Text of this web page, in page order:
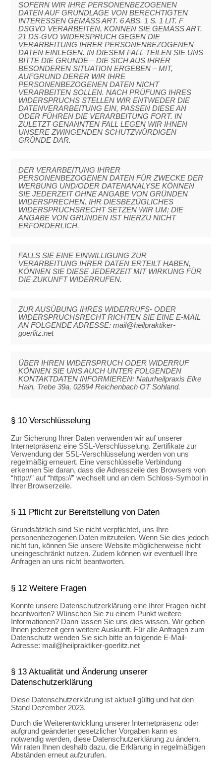
SOFERN WIR IHRE PERSONENBEZOGENEN
DATEN AUF GRUNDLAGE VON BERECHTIGTEN
INTERESSEN GEMÄSS ART. 6 ABS. 1 S. 1 LIT. F
DSGVO VERARBEITEN, KÖNNEN SIE GEMÄSS ART.
21 DS-GVO WIDERSPRUCH GEGEN DIE
VERARBEITUNG IHRER PERSONENBEZOGENEN
DATEN EINLEGEN. IN DIESEM FALL TEILEN SIE UNS
BITTE DIE GRÜNDE – DIE SICH AUS IHRER
BESONDEREN SITUATION ERGEBEN – MIT,
AUFGRUND DERER WIR IHRE
PERSONENBEZOGENEN DATEN NICHT
VERARBEITEN SOLLEN. NACH PRÜFUNG IHRES
WIDERSPRUCHS STELLEN WIR ENTWEDER DIE
DATENVERARBEITUNG EIN, PASSEN DIESE AN
ODER FÜHREN DIE VERARBEITUNG FORT. IN
ZULETZT GENANNTEN FALL LEGEN WIR IHNEN
UNSERE ZWINGENDEN SCHUTZWÜRDIGEN
GRÜNDE DAR.
DER VERARBEITUNG IHRER
PERSONENBEZOGENEN DATEN FÜR ZWECKE DER
WERBUNG UND/ODER DATENANALYSE KÖNNEN
SIE JEDERZEIT OHNE ANGABE VON GRÜNDEN
WIDERSPRECHEN. IHR DIESBEZÜGLICHES
WIDERSPRUCHSRECHT SETZEN WIR UM; DIE
ANGABE VON GRÜNDEN IST HIERZU NICHT
ERFORDERLICH.
FALLS SIE EINE EINWILLIGUNG ZUR
VERARBEITUNG IHRER DATEN ERTEILT HABEN,
KÖNNEN SIE DIESE JEDERZEIT MIT WIRKUNG FÜR
DIE ZUKUNFT WIDERRUFEN.
ZUR AUSÜBUNG IHRES WIDERRUFS- ODER
WIDERSPRUCHSRECHT RICHTEN SIE EINE E-MAIL
AN FOLGENDE ADRESSE: mail@heilpraktiker-
goerlitz.net
ÜBER IHREN WIDERSPRUCH ODER WIDERRUF
KÖNNEN SIE UNS AUCH UNTER FOLGENDEN
KONTAKTDATEN INFORMIEREN: Naturheilpraxis Elke
Hain, Trebe 39a, 02894 Reichenbach OT Sohland.
§ 10 Verschlüsselung
Zur Sicherung Ihrer Daten verwenden wir auf unserer
Internetpräsenz eine SSL-Verschlüsselung. Zertifikate zur
Verwendung der SSL-Verschlüsselung werden von uns
regelmäßig erneuert. Eine verschlüsselte Verbindung
erkennen Sie daran, dass die Adresszeile des Browsers von
“http://” auf “https://” wechselt und an dem Schloss-Symbol in
Ihrer Browserzeile.
§ 11 Pflicht zur Bereitstellung von Daten
Grundsätzlich sind Sie nicht verpflichtet, uns Ihre
personenbezogenen Daten mitzuteilen. Wenn Sie dies jedoch
nicht tun, können Sie unsere Website möglicherweise nicht
uneingeschränkt nutzen. Zudem können wir eventuell Ihre
Anfragen an uns nicht beantworten.
§ 12 Weitere Fragen
Konnte unsere Datenschutzerklärung eine Ihrer Fragen nicht
beantworten? Wünschen Sie zu einem Punkt weitere
Informationen? Dann lassen Sie uns dies wissen. Wir geben
Ihnen jederzeit gern weitere Auskunft. Für alle Anfragen zum
Datenschutz wenden Sie sich bitte an folgende E-Mail-
Adresse: mail@heilpraktiker-goerlitz.net
§ 13 Aktualität und Änderung unserer
Datenschutzerklärung
Diese Datenschutzerklärung ist aktuell gültig und hat den
Stand Dezember 2023.
Durch die Weiterentwicklung unserer Internetpräsenz oder
aufgrund geänderter gesetzlicher Vorgaben kann es
notwendig werden, diese Datenschutzerklärung zu ändern.
Wir raten Ihnen deshalb dazu, die Erklärung in regelmäßigen
Abständen erneut aufzurufen.